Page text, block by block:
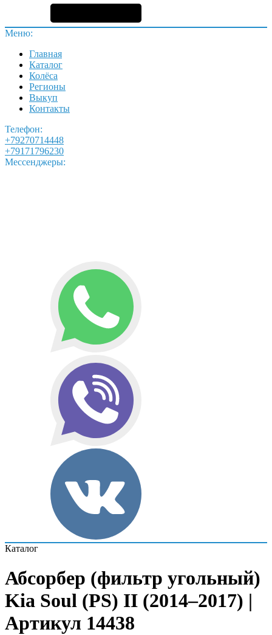
Меню:
Главная
Каталог
Колёса
Регионы
Выкуп
Контакты
Телефон:
+79270714448
+79171796230
Мессенджеры:
Каталог
Абсорбер (фильтр угольный)
Kia Soul (PS) II (2014–2017) |
Артикул 14438